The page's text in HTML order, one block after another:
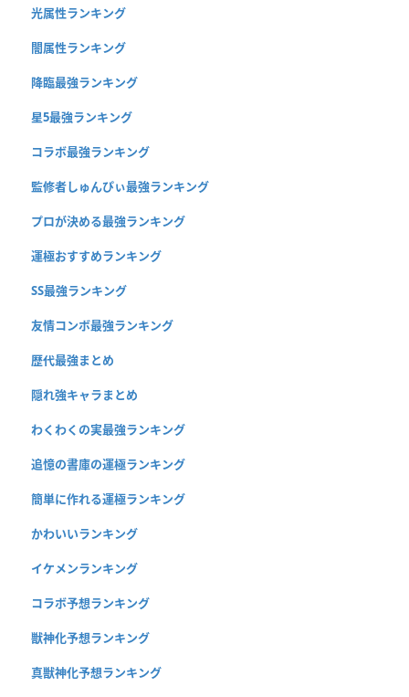
光属性ランキング
闇属性ランキング
降臨最強ランキング
星5最強ランキング
コラボ最強ランキング
監修者しゅんぴぃ最強ランキング
プロが決める最強ランキング
運極おすすめランキング
SS最強ランキング
友情コンボ最強ランキング
歴代最強まとめ
隠れ強キャラまとめ
わくわくの実最強ランキング
追憶の書庫の運極ランキング
簡単に作れる運極ランキング
かわいいランキング
イケメンランキング
コラボ予想ランキング
獣神化予想ランキング
真獣神化予想ランキング